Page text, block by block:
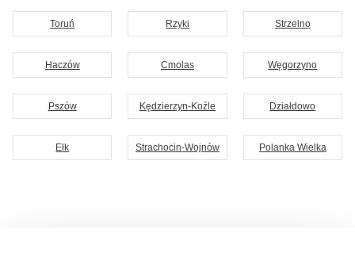
Toruń Rzyki Strzelno
Haczów Cmolas Węgorzyno
Pszów Kędzierzyn-Koźle Działdowo
Ełk Strachocin-Wojnów Polanka Wielka